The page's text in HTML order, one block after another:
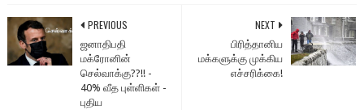
NEXT
பிரித்தானிய
மக்களுக்கு முக்கிய
எச்சரிக்கை!
PREVIOUS
ஜனாதிபதி
மக்ரோனின்
செல்வாக்கு??!! -
40% வீத புள்ளிகள் -
புதிய